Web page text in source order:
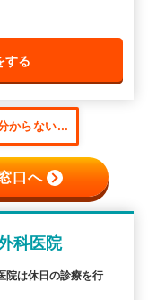
する
からない...
口へ
科医院
院は休日の診療を行